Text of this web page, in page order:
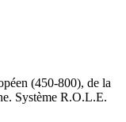
(450-800), de la
Système R.O.L.E.